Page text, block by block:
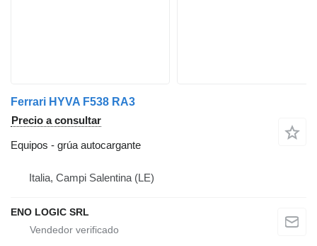
Ferrari HYVA F538 RA3
Precio a consultar
Equipos - grúa autocargante
Italia, Campi Salentina (LE)
ENO LOGIC SRL